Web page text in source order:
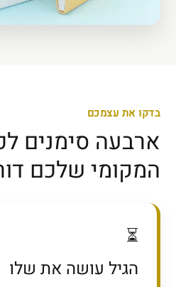
בדקו את עצמכם
ארבעה סימנים
המקומי שלכם
⏳
הגיל עושה את שלו